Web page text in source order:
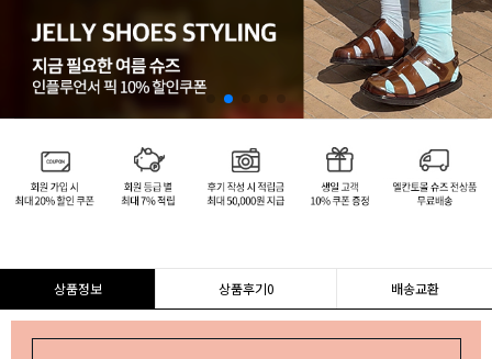
상품정보 상품후기0 배송교환